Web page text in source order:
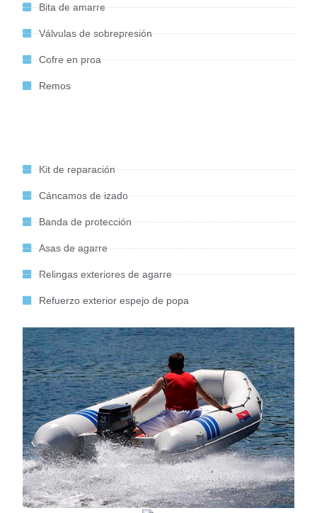
Bita de amarre
Válvulas de sobrepresión
Cofre en proa
Remos
Kit de reparación
Cáncamos de izado
Banda de protección
Asas de agarre
Relingas exteriores de agarre
Refuerzo exterior espejo de popa